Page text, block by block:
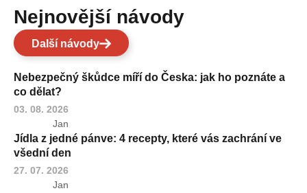
Nejnovější návody
Další návody
Nebezpečný škůdce míří do Česka: jak ho poznáte a
co dělat?
03. 08. 2026
Jan
Jídla z jedné pánve: 4 recepty, které vás zachrání ve
všední den
27. 07. 2026
Jan